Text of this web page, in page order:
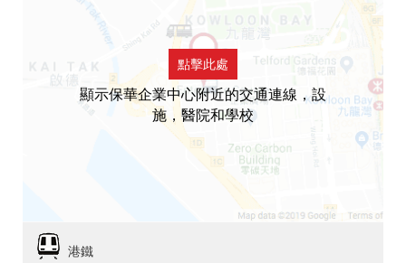
點擊此處
顯示保華企業中心附近的交通連線，設
施，醫院和學校
港鐵